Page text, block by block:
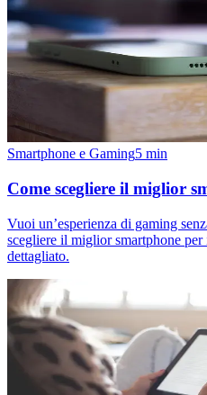
Smartphone e Gaming5 min
Come scegliere il miglior
Vuoi un’esperienza di gaming
scegliere il miglior smartphone
dettagliato.